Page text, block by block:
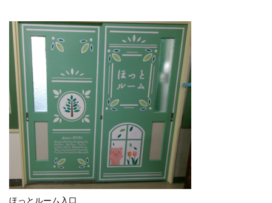
ほっとルーム入口